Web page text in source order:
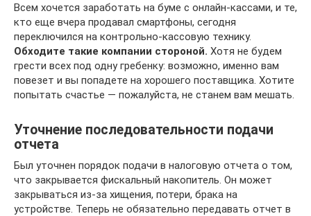
Всем хочется заработать на буме с онлайн-кассами, и те,
кто еще вчера продавал смартфоны, сегодня
переключился на контрольно-кассовую технику.
Обходите такие компании стороной. Хотя не будем
грести всех под одну гребенку: возможно, именно вам
повезет и вы попадете на хорошего поставщика. Хотите
попытать счастье — пожалуйста, не станем вам мешать.
Уточнение последовательности подачи
отчета
Был уточнен порядок подачи в налоговую отчета о том,
что закрывается фискальный накопитель. Он может
закрываться из-за хищения, потери, брака на
устройстве. Теперь не обязательно передавать отчет в